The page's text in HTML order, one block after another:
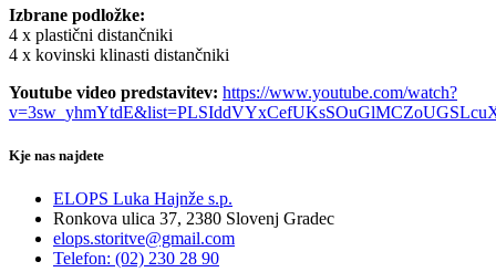
Izbrane podložke:
4 x plastični distančniki
4 x kovinski klinasti distančniki
Youtube video predstavitev: https://www.youtube.com/watch?
Kje nas najdete
ELOPS Luka Hajnže s.p.
Ronkova ulica 37, 2380 Slovenj Gradec
elops.storitve@gmail.com
Telefon: (02) 230 28 90